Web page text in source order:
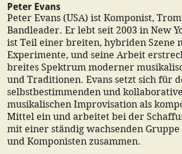
Peter Evans
Peter Evans (USA) ist Komponist,
Bandleader. Er lebt seit 2003 in New
ist Teil einer breiten, hybriden Szene
Experimente, und seine Arbeit
breites Spektrum moderner
und Traditionen. Evans setzt sich für
selbstbestimmenden und
musikalischen Improvisation als
Mittel ein und arbeitet bei der
mit einer ständig wachsenden
und Komponisten zusammen.